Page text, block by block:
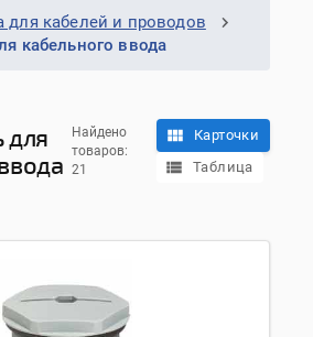
для кабелей и проводов
кабельного ввода
для
Найдено
товаров:
21
Карточки
Таблица